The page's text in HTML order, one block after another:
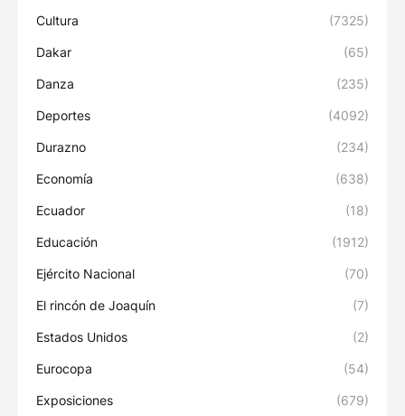
Cultura (7325)
Dakar (65)
Danza (235)
Deportes (4092)
Durazno (234)
Economía (638)
Ecuador (18)
Educación (1912)
Ejército Nacional (70)
El rincón de Joaquín (7)
Estados Unidos (2)
Eurocopa (54)
Exposiciones (679)